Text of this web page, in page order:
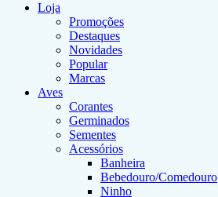
Loja
Promoções
Destaques
Novidades
Popular
Marcas
Aves
Corantes
Germinados
Sementes
Acessórios
Banheira
Bebedouro/Comedouro
Ninho